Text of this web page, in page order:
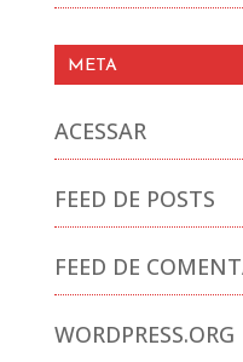
META
ACESSAR
FEED DE POSTS
FEED DE
WORDPRESS.ORG